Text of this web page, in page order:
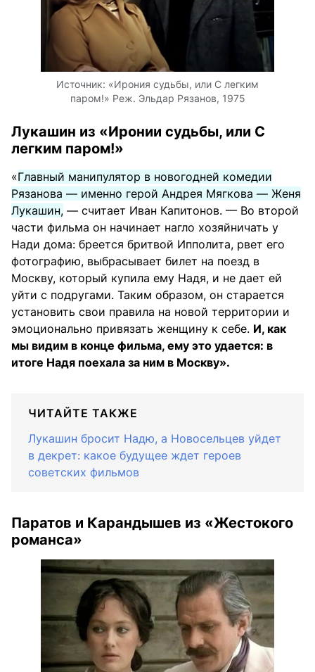
Источник: «Ирония судьбы, или С легким
паром!» Реж. Эльдар Рязанов, 1975
Лукашин из «Иронии судьбы, или С
легким паром!»
«Главный манипулятор в новогодней комедии
Рязанова — именно герой Андрея Мягкова — Женя
Лукашин, — считает Иван Капитонов. — Во второй
части фильма он начинает нагло хозяйничать у
Нади дома: бреется бритвой Ипполита, рвет его
фотографию, выбрасывает билет на поезд в
Москву, который купила ему Надя, и не дает ей
уйти с подругами. Таким образом, он старается
установить свои правила на новой территории и
эмоционально привязать женщину к себе. И, как
мы видим в конце фильма, ему это удается: в
итоге Надя поехала за ним в Москву».
ЧИТАЙТЕ ТАКЖЕ
Лукашин бросит Надю, а Новосельцев уйдет
в декрет: какое будущее ждет героев
советских фильмов
Паратов и Карандышев из «Жестокого
романса»